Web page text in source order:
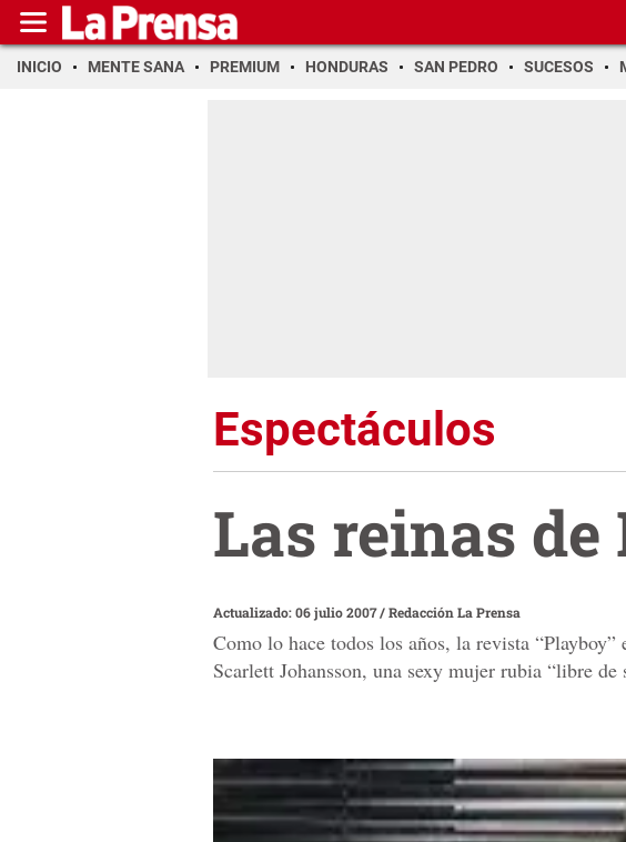
INICIO MENTE SANA PREMIUM HONDURAS SAN PEDRO SUCESOS
Espectáculos
Las reinas
Actualizado: 06 julio 2007/Redacción La Prensa
Como lo hace todos los años, la revista
Scarlett Johansson, una sexy mujer rubia “libre de